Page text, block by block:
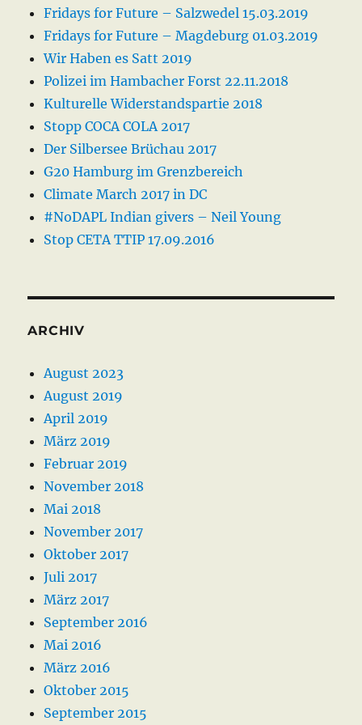
Fridays for Future – Salzwedel 15.03.2019
Fridays for Future – Magdeburg 01.03.2019
Wir Haben es Satt 2019
Polizei im Hambacher Forst 22.11.2018
Kulturelle Widerstandspartie 2018
Stopp COCA COLA 2017
Der Silbersee Brüchau 2017
G20 Hamburg im Grenzbereich
Climate March 2017 in DC
#NoDAPL Indian givers – Neil Young
Stop CETA TTIP 17.09.2016
ARCHIV
August 2023
August 2019
April 2019
März 2019
Februar 2019
November 2018
Mai 2018
November 2017
Oktober 2017
Juli 2017
März 2017
September 2016
Mai 2016
März 2016
Oktober 2015
September 2015